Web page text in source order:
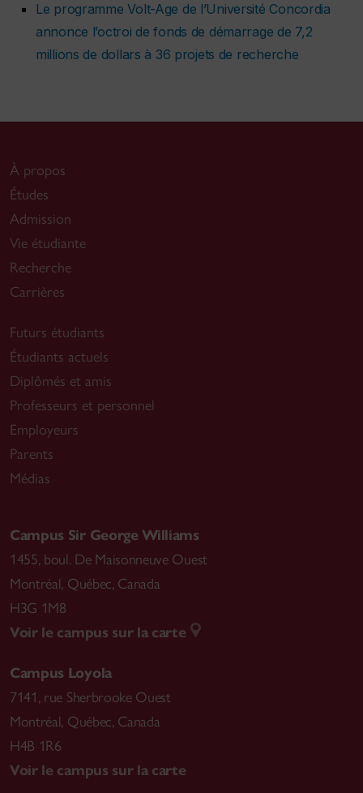
Le programme Volt-Age de l’Université Concordia
annonce l’octroi de fonds de démarrage de 7,2
millions de dollars à 36 projets de recherche
À propos
Études
Admission
Vie étudiante
Recherche
Carrières
Futurs étudiants
Étudiants actuels
Diplômés et amis
Professeurs et personnel
Employeurs
Parents
Médias
Campus Sir George Williams
1455, boul. De Maisonneuve Ouest
Montréal, Québec, Canada
H3G 1M8
Voir le campus sur la carte
Campus Loyola
7141, rue Sherbrooke Ouest
Montréal, Québec, Canada
H4B 1R6
Voir le campus sur la carte